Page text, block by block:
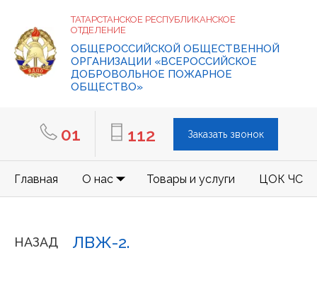
ТАТАРСТАНСКОЕ РЕСПУБЛИКАНСКОЕ
ОТДЕЛЕНИЕ
ОБЩЕРОССИЙСКОЙ ОБЩЕСТВЕННОЙ
ОРГАНИЗАЦИИ «ВСЕРОССИЙСКОЕ
ДОБРОВОЛЬНОЕ ПОЖАРНОЕ
ОБЩЕСТВО»
01 112 Заказать звонок
Главная О нас Товары и услуги ЦОК ЧС
НАЗАД ЛВЖ-2.